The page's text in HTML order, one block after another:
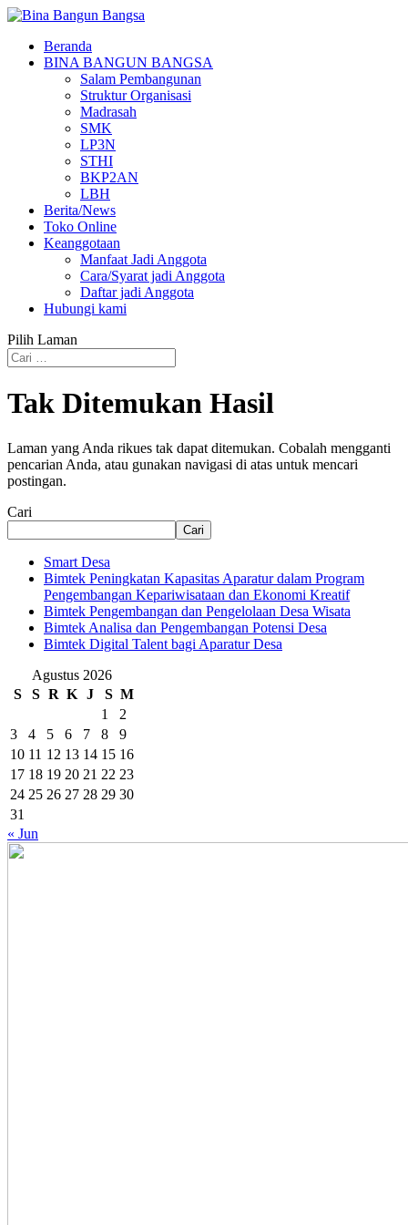
Beranda
BINA BANGUN BANGSA
Salam Pembangunan
Struktur Organisasi
Madrasah
SMK
LP3N
STHI
BKP2AN
LBH
Berita/News
Toko Online
Keanggotaan
Manfaat Jadi Anggota
Cara/Syarat jadi Anggota
Daftar jadi Anggota
Hubungi kami
Pilih Laman
Tak Ditemukan Hasil
Laman yang Anda rikues tak dapat ditemukan. Cobalah mengganti
pencarian Anda, atau gunakan navigasi di atas untuk mencari
postingan.
Cari
Cari
Smart Desa
Bimtek Peningkatan Kapasitas Aparatur dalam Program
Pengembangan Kepariwisataan dan Ekonomi Kreatif
Bimtek Pengembangan dan Pengelolaan Desa Wisata
Bimtek Analisa dan Pengembangan Potensi Desa
Bimtek Digital Talent bagi Aparatur Desa
Agustus 2026
S
S R K J S M
1
2
3
4 5 6 7 8
9
10 11 12 13 14 15 16
17 18 19 20 21 22 23
24 25 26 27 28 29 30
31
« Jun